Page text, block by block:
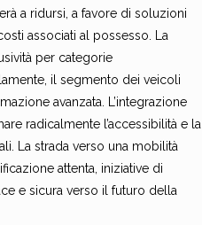
a ridursi, a favore di soluzioni
associati al possesso. La
per categorie
il segmento dei veicoli
avanzata. L’integrazione
radicalmente l’accessibilità e la
La strada verso una mobilità
attenta, iniziative di
e sicura verso il futuro della